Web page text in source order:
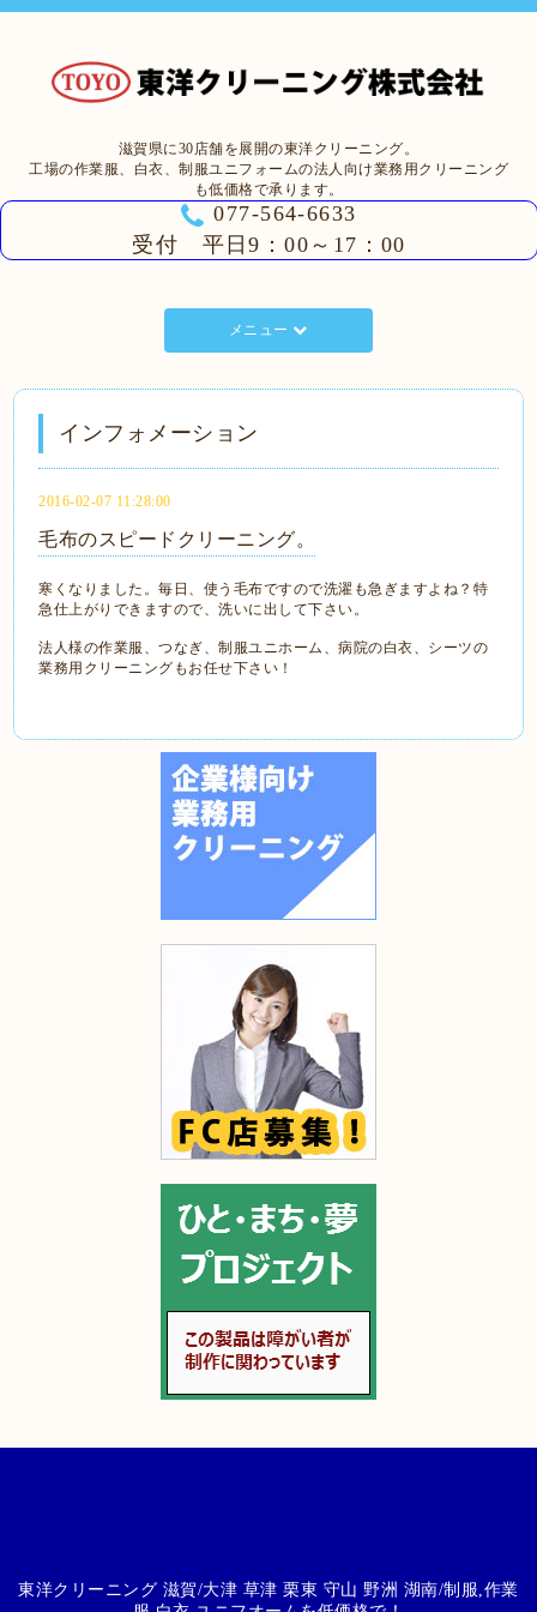
滋賀県に30店舗を展開の東洋クリーニング。
工場の作業服、白衣、制服ユニフォームの法人向け業務用クリーニング
も低価格で承ります。
077-564-6633
受付 平日9：00～17：00
メニュー
インフォメーション
2016-02-07 11:28:00
毛布のスピードクリーニング。
寒くなりました。毎日、使う毛布ですので洗濯も急ぎますよね？特
急仕上がりできますので、洗いに出して下さい。
法人様の作業服、つなぎ、制服ユニホーム、病院の白衣、シーツの
業務用クリーニングもお任せ下さい！
東洋クリーニング 滋賀/大津 草津 栗東 守山 野洲 湖南/制服,作業